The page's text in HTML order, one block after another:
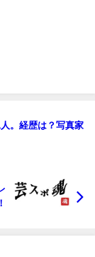
。経歴は？写真家